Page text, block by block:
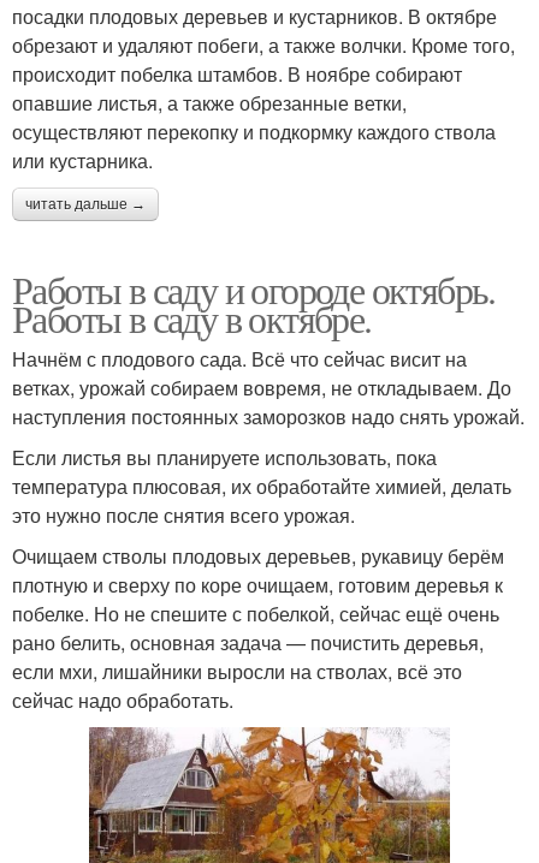
посадки плодовых деревьев и кустарников. В октябре
обрезают и удаляют побеги, а также волчки. Кроме того,
происходит побелка штамбов. В ноябре собирают
опавшие листья, а также обрезанные ветки,
осуществляют перекопку и подкормку каждого ствола
или кустарника.
читать дальше →
Работы в саду и огороде октябрь.
Работы в саду в октябре.
Начнём с плодового сада. Всё что сейчас висит на
ветках, урожай собираем вовремя, не откладываем. До
наступления постоянных заморозков надо снять урожай.
Если листья вы планируете использовать, пока
температура плюсовая, их обработайте химией, делать
это нужно после снятия всего урожая.
Очищаем стволы плодовых деревьев, рукавицу берём
плотную и сверху по коре очищаем, готовим деревья к
побелке. Но не спешите с побелкой, сейчас ещё очень
рано белить, основная задача — почистить деревья,
если мхи, лишайники выросли на стволах, всё это
сейчас надо обработать.